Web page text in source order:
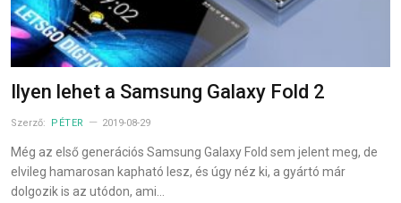
Ilyen lehet a Samsung Galaxy Fold 2
Szerző: PÉTER 2019-08-29
Még az első generációs Samsung Galaxy Fold sem jelent meg, de
elvileg hamarosan kapható lesz, és úgy néz ki, a gyártó már
dolgozik is az utódon, ami…